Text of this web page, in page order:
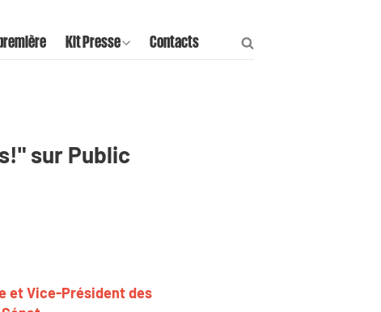
Kit Presse Contacts
sur Public
et Vice-Président des